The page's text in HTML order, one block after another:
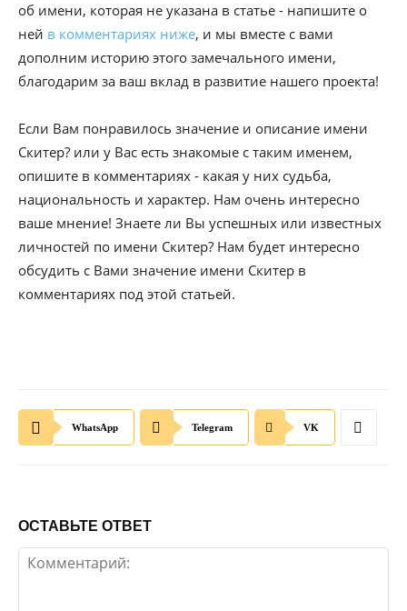
об имени, которая не указана в статье - напишите о
ней в комментариях ниже, и мы вместе с вами
дополним историю этого замечального имени,
благодарим за ваш вклад в развитие нашего проекта!
Если Вам понравилось значение и описание имени
Скитер? или у Вас есть знакомые с таким именем,
опишите в комментариях - какая у них судьба,
национальность и характер. Нам очень интересно
ваше мнение! Знаете ли Вы успешных или известных
личностей по имени Скитер? Нам будет интересно
обсудить с Вами значение имени Скитер в
комментариях под этой статьей.
WhatsApp Telegram VK
ОСТАВЬТЕ ОТВЕТ